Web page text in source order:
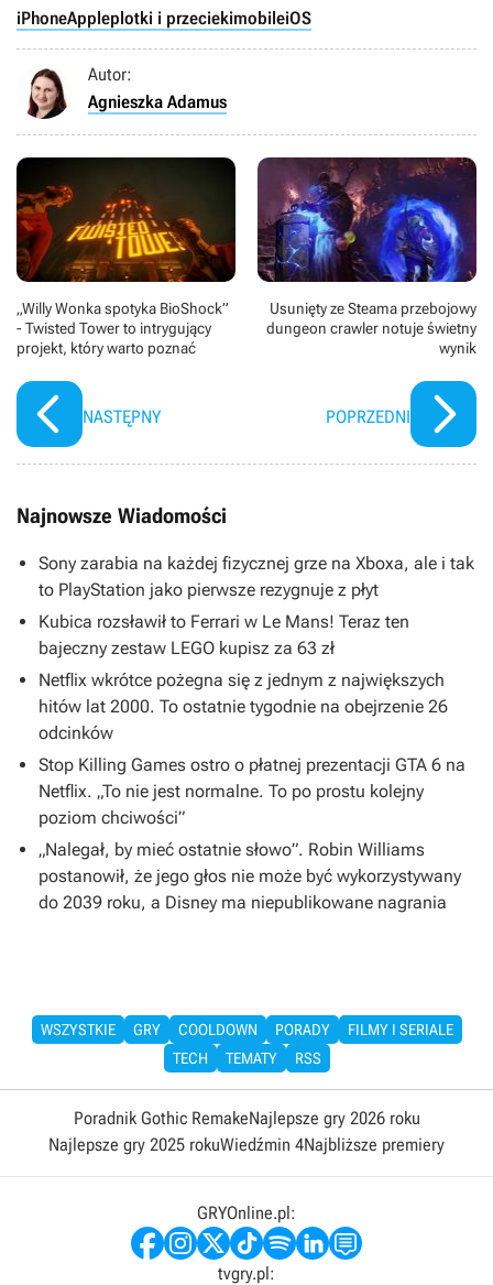
iPhoneAppleplotki i przeciekimobileiOS
Autor:
Agnieszka Adamus
„Willy Wonka spotyka BioShock”
- Twisted Tower to intrygujący
projekt, który warto poznać
NASTĘPNY
Usunięty ze Steama przebojowy
dungeon crawler notuje świetny
wynik
POPRZEDNI
Najnowsze Wiadomości
Sony zarabia na każdej fizycznej grze na Xboxa, ale i tak
to PlayStation jako pierwsze rezygnuje z płyt
Kubica rozsławił to Ferrari w Le Mans! Teraz ten
bajeczny zestaw LEGO kupisz za 63 zł
Netflix wkrótce pożegna się z jednym z największych
hitów lat 2000. To ostatnie tygodnie na obejrzenie 26
odcinków
Stop Killing Games ostro o płatnej prezentacji GTA 6 na
Netflix. „To nie jest normalne. To po prostu kolejny
poziom chciwości”
„Nalegał, by mieć ostatnie słowo”. Robin Williams
postanowił, że jego głos nie może być wykorzystywany
do 2039 roku, a Disney ma niepublikowane nagrania
WSZYSTKIE GRY COOLDOWN PORADY
FILMY I SERIALE
TECH
TEMATY RSS
Poradnik Gothic RemakeNajlepsze gry 2026 roku
Najlepsze gry 2025 rokuWiedźmin 4Najbliższe premiery
GRYOnline.pl:
tvgry.pl: